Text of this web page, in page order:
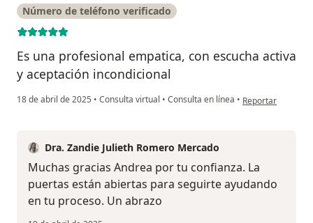
Número de teléfono verificado
Es una profesional empatica, con escucha activa
y aceptación incondicional
18 de abril de 2025 • Consulta virtual • Consulta en línea • en opinión del
Reportar
Dra. Zandie Julieth Romero Mercado
Muchas gracias Andrea por tu confianza. La
puertas están abiertas para seguirte ayudando
en tu proceso. Un abrazo